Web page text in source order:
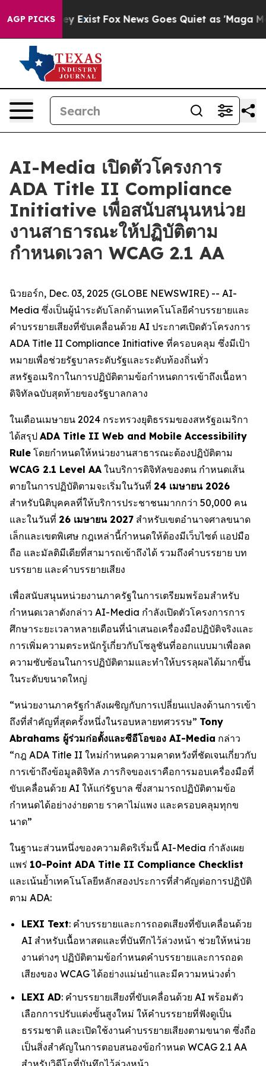
AGP PICKS
They Exist Fox News Goes Quiet as 'Maga
AI-Media เปิดตัวโครงการ
ADA Title II Compliance
Initiative เพื่อสนับสนุนหน่วย
งานสาธารณะให้ปฏิบัติตาม
กำหนดเวลา WCAG 2.1 AA
นิวยอร์ก, Dec. 03, 2025 (GLOBE NEWSWIRE) -- AI-
Media ซึ่งเป็นผู้นำระดับโลกด้านเทคโนโลยีคำบรรยายและ
คำบรรยายเสียงที่ขับเคลื่อนด้วย AI ประกาศเปิดตัวโครงการ
ADA Title II Compliance Initiative ที่ครอบคลุม ซึ่งมีเป้า
หมายเพื่อช่วยรัฐบาลระดับรัฐและระดับท้องถิ่นทั่ว
สหรัฐอเมริกาในการปฏิบัติตามข้อกำหนดการเข้าถึงเนื้อหา
ดิจิทัลฉบับสุดท้ายของรัฐบาลกลาง
ในเดือนเมษายน 2024 กระทรวงยุติธรรมของสหรัฐอเมริกา
ได้สรุป ADA Title II Web and Mobile Accessibility
Rule โดยกำหนดให้หน่วยงานสาธารณะต้องปฏิบัติตาม
WCAG 2.1 Level AA ในบริการดิจิทัลของตน กำหนดเส้น
ตายในการปฏิบัติตามจะเริ่มในวันที่ 24 เมษายน 2026
สำหรับนิติบุคคลที่ให้บริการประชาชนมากกว่า 50,000 คน
และในวันที่ 26 เมษายน 2027 สำหรับเขตอำนาจศาลขนาด
เล็กและเขตพิเศษ กฎเหล่านี้กำหนดให้ต้องมีเว็บไซต์ แอปมือ
ถือ และมัลติมีเดียที่สามารถเข้าถึงได้ รวมถึงคำบรรยาย บท
บรรยาย และคำบรรยายเสียง
เพื่อสนับสนุนหน่วยงานภาครัฐในการเตรียมพร้อมสำหรับ
กำหนดเวลาดังกล่าว AI-Media กำลังเปิดตัวโครงการการ
ศึกษาระยะเวลาหลายเดือนที่นำเสนอเครื่องมือปฏิบัติจริงและ
การเพิ่มความตระหนักรู้เกี่ยวกับโซลูชันที่ออกแบบมาเพื่อลด
ความซับซ้อนในการปฏิบัติตามและทำให้บรรลุผลได้มากขึ้น
ในระดับขนาดใหญ่
“หน่วยงานภาครัฐกำลังเผชิญกับการเปลี่ยนแปลงด้านการเข้า
ถึงที่สำคัญที่สุดครั้งหนึ่งในรอบหลายทศวรรษ” Tony
Abrahams ผู้ร่วมก่อตั้งและซีอีโอของ AI-Media กล่าว
“กฎ ADA Title II ใหม่กำหนดความคาดหวังที่ชัดเจนเกี่ยวกับ
การเข้าถึงข้อมูลดิจิทัล ภารกิจของเราคือการมอบเครื่องมือที่
ขับเคลื่อนด้วย AI ให้แก่รัฐบาล ซึ่งสามารถปฏิบัติตามข้อ
กำหนดได้อย่างง่ายดาย ราคาไม่แพง และครอบคลุมทุกข
นาด”
ในฐานะส่วนหนึ่งของความคิดริเริ่มนี้ AI-Media กำลังเผย
แพร่ 10-Point ADA Title II Compliance Checklist
และเน้นย้ำเทคโนโลยีหลักสองประการที่สำคัญต่อการปฏิบัติ
ตาม ADA:
LEXI Text: คำบรรยายและการถอดเสียงที่ขับเคลื่อนด้วย
AI สำหรับเนื้อหาสดและที่บันทึกไว้ล่วงหน้า ช่วยให้หน่วย
งานต่างๆ ปฏิบัติตามข้อกำหนดคำบรรยายและการถอด
เสียงของ WCAG ได้อย่างแม่นยำและมีความหน่วงต่ำ
LEXI AD: คำบรรยายเสียงที่ขับเคลื่อนด้วย AI พร้อมตัว
เลือกการปรับแต่งขั้นสูงใหม่ ให้คำบรรยายที่ฟังดูเป็น
ธรรมชาติ และเปิดใช้งานคำบรรยายเสียงตามขนาด ซึ่งถือ
เป็นสิ่งสำคัญในการตอบสนองข้อกำหนด WCAG 2.1 AA
สำหรับวิดีโอที่บันทึกไว้ล่วงหน้า